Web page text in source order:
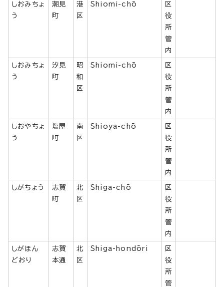
しおみちょ
う
潮見
町
港
区
Shiomi-chō
区
役
所
管
内
しおみちょ
う
汐見
町
昭
和
区
Shiomi-chō
区
役
所
管
内
しおやちょ
う
塩屋
町
南
区
Shioya-chō
区
役
所
管
内
しがちょう
志賀
町
北
区
Shiga-chō
区
役
所
管
内
しがほん
どおり
志賀
本通
北
区
Shiga-hondōri
区
役
所
管